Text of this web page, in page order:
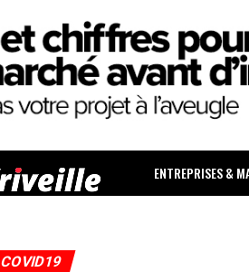
ENTREPRISES &
COVID19